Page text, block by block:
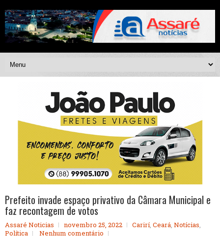
Prefeito invade espaço privativo da Câmara Municipal e
faz recontagem de votos
Assaré Noticias novembro 25, 2022 Carirí, Ceará, Notícias,
Política
Nenhum comentário